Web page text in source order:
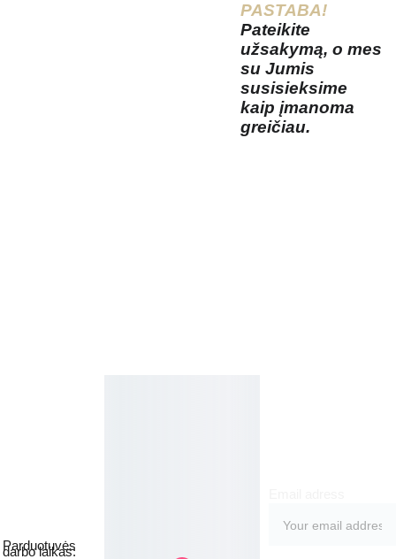
PASTABA!
Pateikite
užsakymą, o mes
su Jumis
susisieksime
kaip įmanoma
greičiau.
Parduotuvės
darbo laikas: